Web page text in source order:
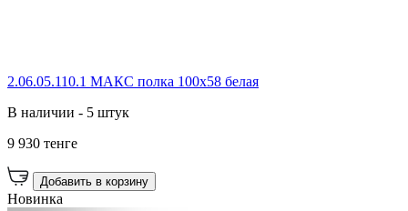
2.06.05.110.1 МАКС полка 100х58 белая
В наличии - 5 штук
9 930 тенге
Добавить в корзину
Новинка